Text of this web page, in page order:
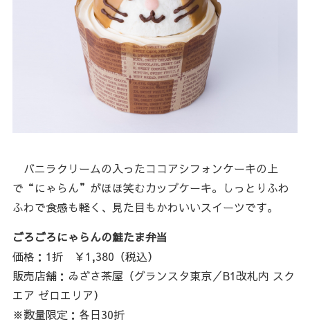
バニラクリームの入ったココアシフォンケーキの上
で“にゃらん”がほほ笑むカップケーキ。しっとりふわ
ふわで食感も軽く、見た目もかわいいスイーツです。
ごろごろにゃらんの鮭たま弁当
価格：1折 ￥1,380（税込）
販売店舗：ゐざさ茶屋（グランスタ東京／B1改札内 スク
エア ゼロエリア）
※数量限定：各日30折